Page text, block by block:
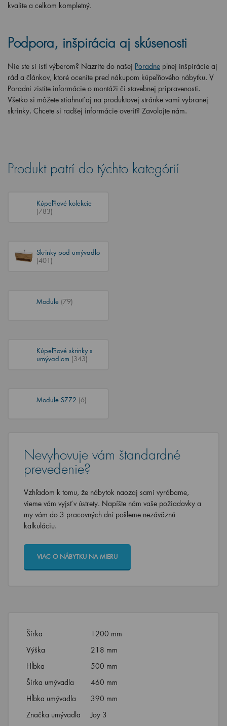
kvalite a celkom kompletný.
Podpora, inšpirácia aj skúsenosti
Nie ste si istí výberom? Nazrite do našej Poradne plnej inšpirácie aj
rád a článkov, ktoré oceníte pred nákupom kúpeľňového nábytku. V
Poradni zistíte informácie o montáži či stavebnej pripravenosti.
Všetko si môžete stiahnuť aj na produktovej stránke vami vybranej
skrinky. Chcete si radšej informácie overiť? Zavolajte nám.
Produkt patrí do týchto kategórií
Kúpeľňové kolekcie
(783)
Skrinky pod umývadlo
(401)
Module (79)
Kúpeľňové skrinky s
umývadlom (343)
Module SZZ2 (6)
Nevyhovuje vám štandardné
prevedenie?
Vzhľadom k tomu, že nábytok naozaj sami vyrábame,
vieme vám vyjsť v ústrety. Napíšte nám vaše požiadavky a
my vám do 3 pracovných dní pošleme nezáväznú
kalkuláciu.
VIAC O NÁBYTKU NA MIERU
Šírka
1200 mm
Výška
218 mm
Hĺbka
500 mm
Šírka umývadla
460 mm
Hĺbka umývadla
390 mm
Značka umývadla
Joy 3